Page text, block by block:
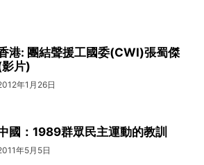
港: 團結聲援工國委(CWI)張蜀傑
片)
年1月26日
國：1989群眾民主運動的教訓
年5月5日